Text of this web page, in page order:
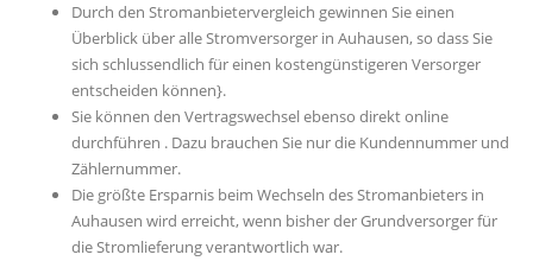
Durch den Stromanbietervergleich gewinnen Sie einen
Überblick über alle Stromversorger in Auhausen, so dass Sie
sich schlussendlich für einen kostengünstigeren Versorger
entscheiden können}.
Sie können den Vertragswechsel ebenso direkt online
durchführen . Dazu brauchen Sie nur die Kundennummer und
Zählernummer.
Die größte Ersparnis beim Wechseln des Stromanbieters in
Auhausen wird erreicht, wenn bisher der Grundversorger für
die Stromlieferung verantwortlich war.